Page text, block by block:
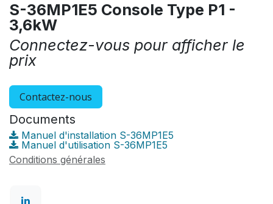
S-36MP1E5 Console Type P1 -
3,6kW
Connectez-vous pour afficher le
prix
Contactez-nous
Documents
Manuel d'installation S-36MP1E5
Manuel d'utilisation S-36MP1E5
Conditions générales